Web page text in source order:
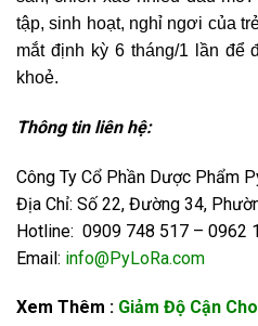
tập, sinh hoạt, nghỉ ngơi của
mắt định kỳ 6 tháng/1 lần để
khoẻ.
Thông tin liên hệ:
Công Ty Cổ Phần Dược Phẩm
Địa Chỉ: Số 22, Đường 34,
Hotline: 0909 748 517 – 0962
Email: info@PyLoRa.com
Xem Thêm : Giảm Độ Cận